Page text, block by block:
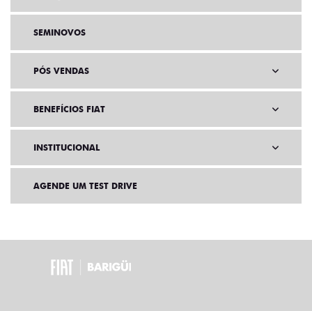
SEMINOVOS
PÓS VENDAS
BENEFÍCIOS FIAT
INSTITUCIONAL
AGENDE UM TEST DRIVE